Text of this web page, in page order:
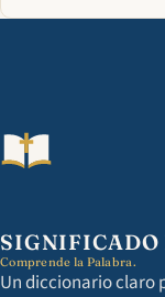
SIGNIFICADO
Comprende la Palabra.
Un diccionario claro